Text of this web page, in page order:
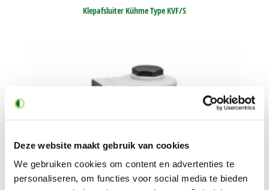
Deze website maakt gebruik van cookies
We gebruiken cookies om content en advertenties te
personaliseren, om functies voor social media te bieden
Klepafsluiter Kühme Type KVF/S